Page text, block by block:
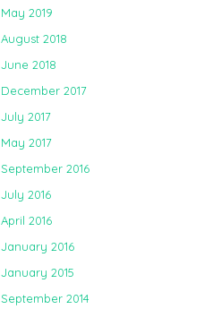
May 2019
August 2018
June 2018
December 2017
July 2017
May 2017
September 2016
July 2016
April 2016
January 2016
January 2015
September 2014